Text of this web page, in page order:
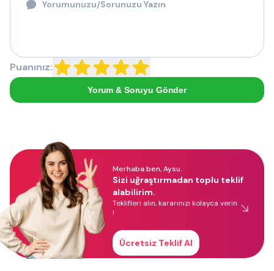
Puanınız:
Yorum & Soruyu Gönder
Merhaba ben, Aysu.
Sizi uğraştırmadan toplu teklif
alabilirim.
Teklifleri alın, kararınızı kolayca verin
!
Ücretsiz Teklif Al